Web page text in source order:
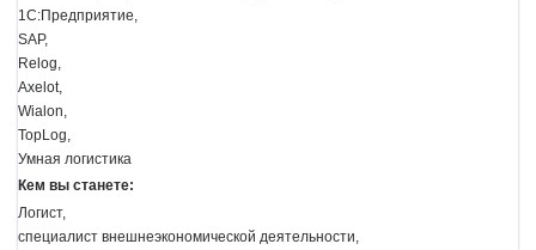
1С:Предприятие,
SAP,
Relog,
Axelot,
Wialon,
TopLog,
Умная логистика
Кем вы станете:
Логист,
специалист внешнеэкономической деятельности,